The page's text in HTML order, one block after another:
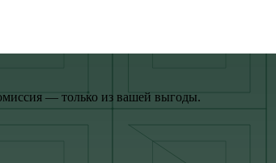
— только из вашей выгоды.